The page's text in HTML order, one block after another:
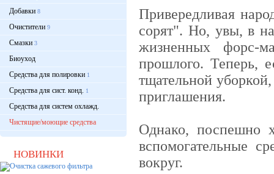
Добавки 8
Очистители 9
Смазки 3
Биоуход
Средства для полировки 1
Средства для сист. конд. 1
Средства для систем охлажд.
Чистящие/моющие средства
НОВИНКИ
Привередливая
сорят". Но, увы, в
жизненных форс-
прошлого. Теперь,
тщательной уборкой,
приглашения.
Однако, поспешно
вспомогательные
вокруг.